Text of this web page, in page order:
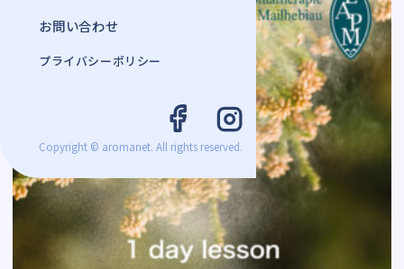
お問い合わせ
プライバシーポリシー
Copyright © aromanet. All rights reserved.